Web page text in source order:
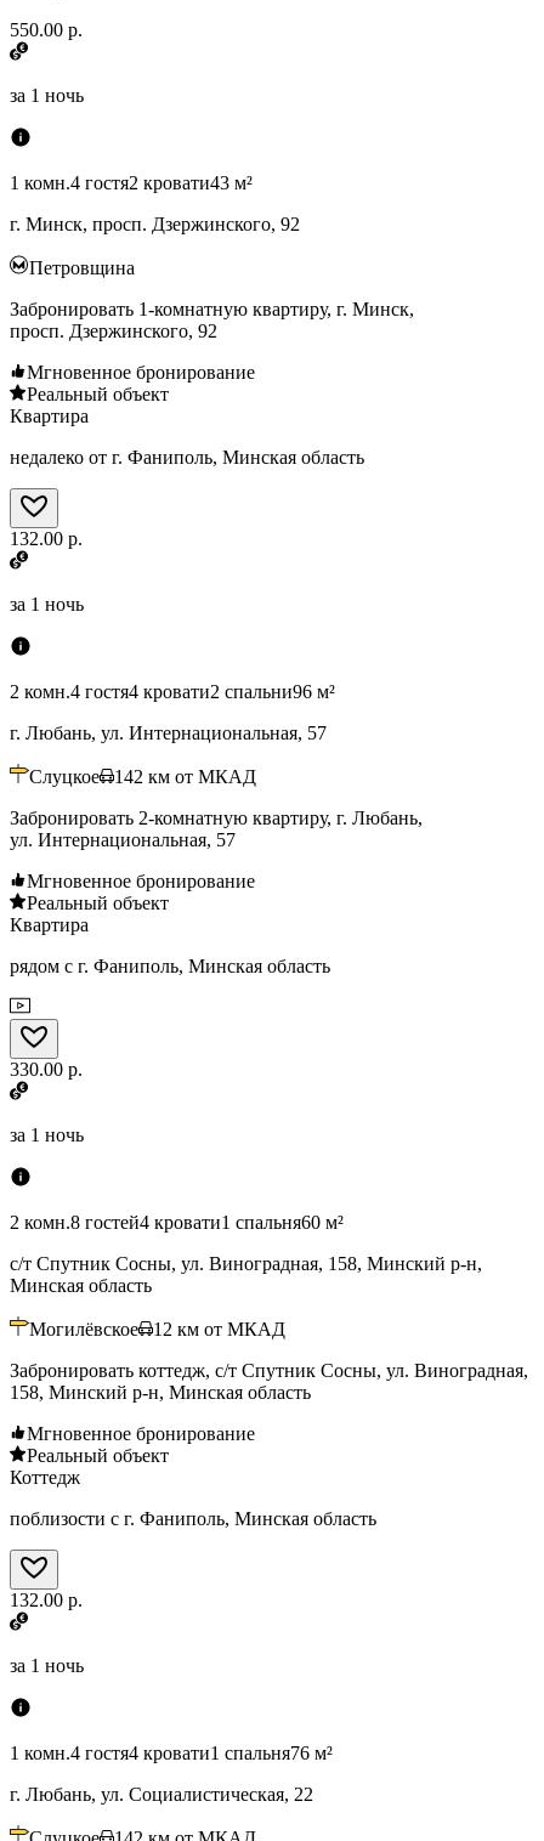
550.00 р.
за 1 ночь
1 комн.4 гостя2 кровати43 м²
г. Минск, просп. Дзержинского, 92
Петровщина
Забронировать 1-комнатную квартиру, г. Минск,
просп. Дзержинского, 92
Мгновенное бронирование
Реальный объект
Квартира
недалеко от г. Фаниполь, Минская область
132.00 р.
за 1 ночь
2 комн.4 гостя4 кровати2 спальни96 м²
г. Любань, ул. Интернациональная, 57
Слуцкое 142 км от МКАД
Забронировать 2-комнатную квартиру, г. Любань,
ул. Интернациональная, 57
Мгновенное бронирование
Реальный объект
Квартира
рядом с г. Фаниполь, Минская область
330.00 р.
за 1 ночь
2 комн.8 гостей4 кровати1 спальня60 м²
с/т Спутник Сосны, ул. Виноградная, 158, Минский р-н,
Минская область
Могилёвское 12 км от МКАД
Забронировать коттедж, с/т Спутник Сосны, ул. Виноградная,
158, Минский р-н, Минская область
Мгновенное бронирование
Реальный объект
Коттедж
поблизости с г. Фаниполь, Минская область
132.00 р.
за 1 ночь
1 комн.4 гостя4 кровати1 спальня76 м²
г. Любань, ул. Социалистическая, 22